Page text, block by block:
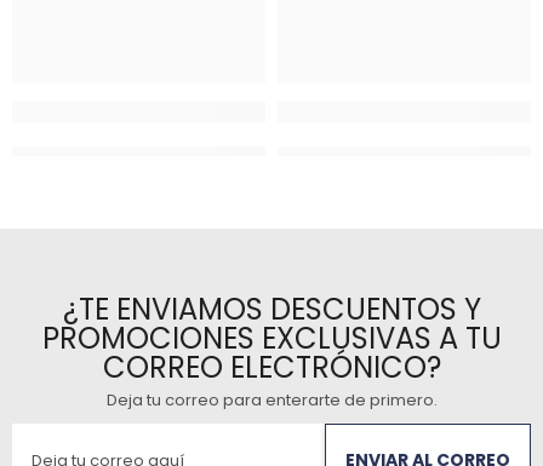
¿TE ENVIAMOS DESCUENTOS Y
PROMOCIONES EXCLUSIVAS A TU
CORREO ELECTRÓNICO?
Deja tu correo para enterarte de primero.
ENVIAR AL CORREO